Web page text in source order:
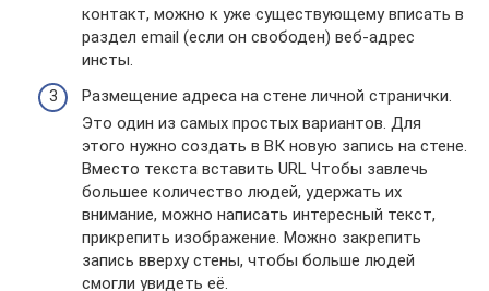
контакт, можно к уже существующему вписать в
раздел email (если он свободен) веб-адрес
инсты.
Размещение адреса на стене личной странички.
Это один из самых простых вариантов. Для
этого нужно создать в ВК новую запись на стене.
Вместо текста вставить URL Чтобы завлечь
большее количество людей, удержать их
внимание, можно написать интересный текст,
прикрепить изображение. Можно закрепить
запись вверху стены, чтобы больше людей
смогли увидеть её.